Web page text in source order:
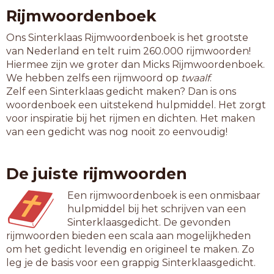
carbol
eervol
formol
gasbol
glycol
kamwol
katrol
koprol
losbol
mudvol
oogbol
uithol
uitrol
verrol
vetbol
vetrol
wasrol
Rijmwoordenboek
Ons Sinterklaas Rijmwoordenboek is het grootste
van Nederland en telt ruim 260.000 rijmwoorden!
Hiermee zijn we groter dan Micks Rijmwoordenboek.
We hebben zelfs een rijmwoord op twaalf.
Zelf een Sinterklaas gedicht maken? Dan is ons
woordenboek een uitstekend hulpmiddel. Het zorgt
voor inspiratie bij het rijmen en dichten. Het maken
van een gedicht was nog nooit zo eenvoudig!
De juiste rijmwoorden
Een rijmwoordenboek is een onmisbaar
hulpmiddel bij het schrijven van een
Sinterklaasgedicht. De gevonden
rijmwoorden bieden een scala aan mogelijkheden
om het gedicht levendig en origineel te maken. Zo
leg je de basis voor een grappig Sinterklaasgedicht.